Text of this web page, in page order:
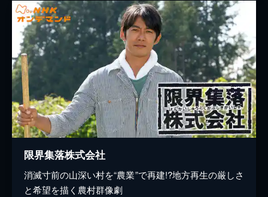
限界集落株式会社
消滅寸前の山深い村を“農業”で再建!?地方再生の厳しさ
と希望を描く農村群像劇